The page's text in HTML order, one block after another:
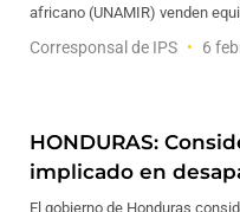
africano (UNAMIR) venden
Corresponsal de IPS 6
HONDURAS:
implicado en
El gobierno de Honduras